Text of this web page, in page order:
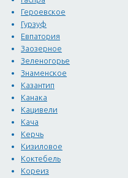
Героевское
Гурзуф
Евпатория
Заозерное
Зеленогорье
Знаменское
Казантип
Канака
Кацивели
Кача
Керчь
Кизиловое
Коктебель
Кореиз